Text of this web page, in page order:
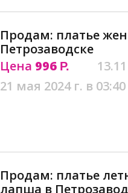
Продам: платье
Петрозаводске
Цена 996 Р.
21 мая 2024 г. в 03:40
Продам: платье
лапша в